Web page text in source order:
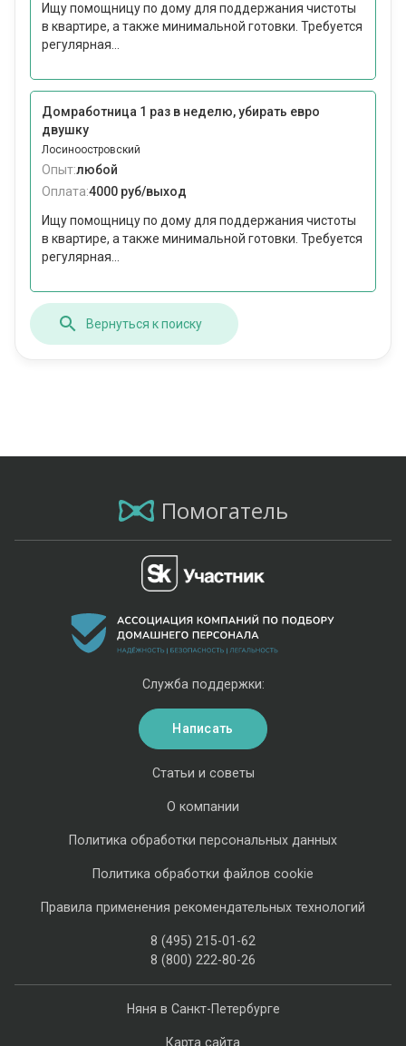
Ищу помощницу по дому для поддержания чистоты
в квартире, а также минимальной готовки. Требуется
регулярная...
Домработница 1 раз в неделю, убирать евро
двушку
Лосиноостровский
Опыт:любой
Оплата:4000 руб/выход
Ищу помощницу по дому для поддержания чистоты
в квартире, а также минимальной готовки. Требуется
регулярная...
Вернуться к поиску
Помогатель
Няня в Санкт-Петербурге
Карта сайта
Статьи и советы
О компании
Политика обработки персональных данных
Политика обработки файлов cookie
Правила применения рекомендательных технологий
8 (495) 215-01-62
8 (800) 222-80-26
Служба поддержки:
Написать